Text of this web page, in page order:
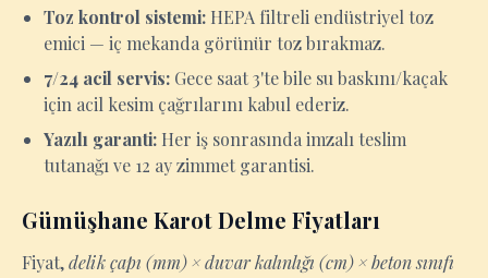
Toz kontrol sistemi: HEPA filtreli endüstriyel toz
emici — iç mekanda görünür toz bırakmaz.
7/24 acil servis: Gece saat 3'te bile su baskını/kaçak
için acil kesim çağrılarını kabul ederiz.
Yazılı garanti: Her iş sonrasında imzalı teslim
tutanağı ve 12 ay zimmet garantisi.
Gümüşhane Karot Delme Fiyatları
Fiyat,delik çapı (mm) × duvar kalınlığı (cm) × beton sınıfı